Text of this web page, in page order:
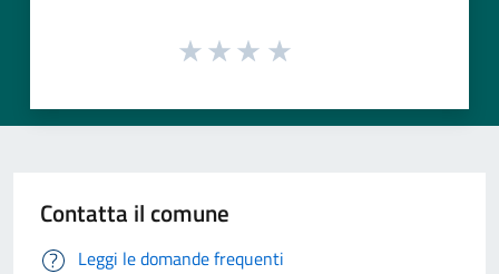
Contatta il comune
Leggi le domande frequenti